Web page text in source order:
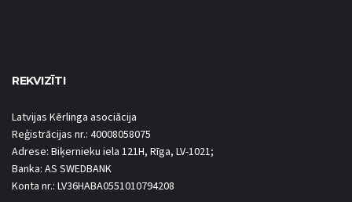
REKVIZĪTI
Latvijas Kērlinga asociācija
Reģistrācijas nr.: 40008058075
Adrese: Biķernieku iela 121H, Rīga, LV-1021;
Banka: AS SWEDBANK
Konta nr.: LV36HABA0551010794208